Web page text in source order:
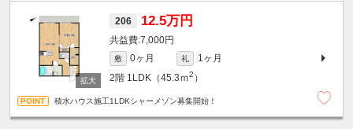
206 12.5万円
7,000円
敷 0ヶ月 礼
1ヶ月
2階 1LDK（45.3ｍ2 ）
積水ハウス施工1LDKシャーメゾン募集開始！